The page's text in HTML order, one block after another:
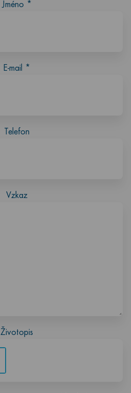
Jméno *
E-mail *
Telefon
Vzkaz
Životopis